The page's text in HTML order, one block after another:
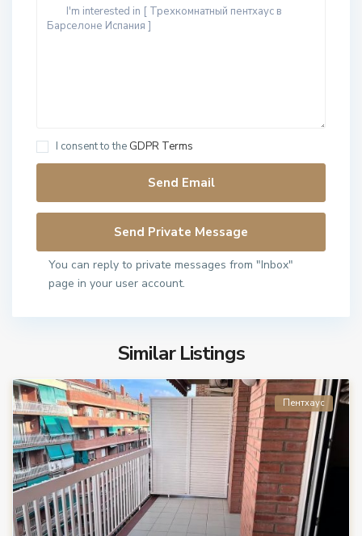
I consent to the GDPR Terms
You can reply to private messages from "Inbox"
page in your user account.
Similar Listings
Пентхаус